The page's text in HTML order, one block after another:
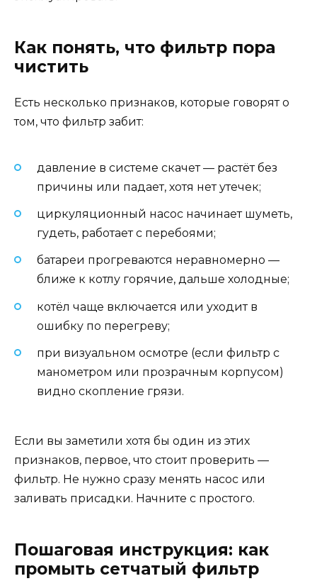
Как понять, что фильтр пора
чистить
Есть несколько признаков, которые говорят о
том, что фильтр забит:
давление в системе скачет — растёт без
причины или падает, хотя нет утечек;
циркуляционный насос начинает шуметь,
гудеть, работает с перебоями;
батареи прогреваются неравномерно —
ближе к котлу горячие, дальше холодные;
котёл чаще включается или уходит в
ошибку по перегреву;
при визуальном осмотре (если фильтр с
манометром или прозрачным корпусом)
видно скопление грязи.
Если вы заметили хотя бы один из этих
признаков, первое, что стоит проверить —
фильтр. Не нужно сразу менять насос или
заливать присадки. Начните с простого.
Пошаговая инструкция: как
промыть сетчатый фильтр